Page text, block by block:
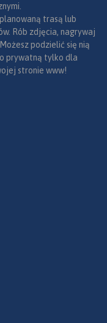
trasą lub
Rób zdjęcia, nagrywaj
podzielić się nią
prywatną tylko dla
stronie www!